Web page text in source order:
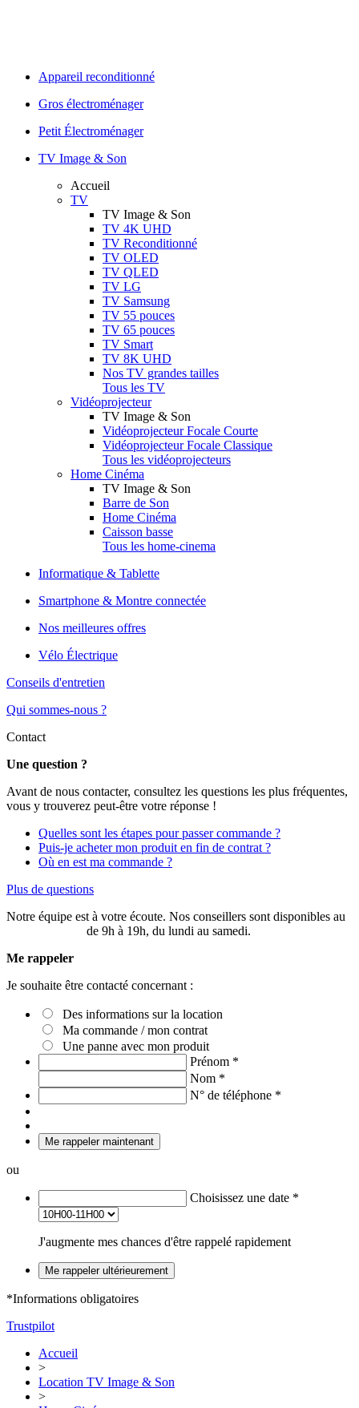
Appareil reconditionné
Gros électroménager
Petit Électroménager
TV Image & Son
Accueil
TV
TV Image & Son
TV 4K UHD
TV Reconditionné
TV OLED
TV QLED
TV LG
TV Samsung
TV 55 pouces
TV 65 pouces
TV Smart
TV 8K UHD
Nos TV grandes tailles
Tous les TV
Vidéoprojecteur
TV Image & Son
Vidéoprojecteur Focale Courte
Vidéoprojecteur Focale Classique
Tous les vidéoprojecteurs
Home Cinéma
TV Image & Son
Barre de Son
Home Cinéma
Caisson basse
Tous les home-cinema
Informatique & Tablette
Smartphone & Montre connectée
Nos meilleures offres
Vélo Électrique
Conseils d'entretien
Qui sommes-nous ?
Contact
Une question ?
Avant de nous contacter, consultez les questions les plus fréquentes,
vous y trouverez peut-être votre réponse !
Quelles sont les étapes pour passer commande ?
Puis-je acheter mon produit en fin de contrat ?
Où en est ma commande ?
Plus de questions
Notre équipe est à votre écoute. Nos conseillers sont disponibles au
de 9h à 19h, du lundi au samedi.
Me rappeler
Je souhaite être contacté concernant :
Des informations sur la location
Ma commande / mon contrat
Une panne avec mon produit
Prénom *
Nom *
N° de téléphone *
Me rappeler maintenant
ou
Choisissez une date *
J'augmente mes chances d'être rappelé rapidement
Me rappeler ultérieurement
*Informations obligatoires
Trustpilot
Accueil
>
Location TV Image & Son
>